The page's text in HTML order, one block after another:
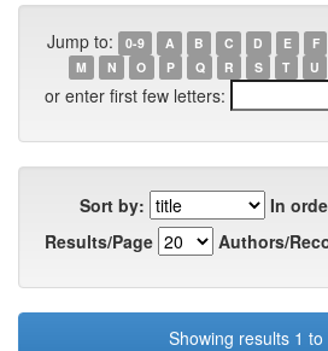
Jump to: 0-9 A B C D E F
M
N O P Q R S T U
or enter first few letters:
Sort by:
In
Results/Page
Authors/
Showing results 1 to